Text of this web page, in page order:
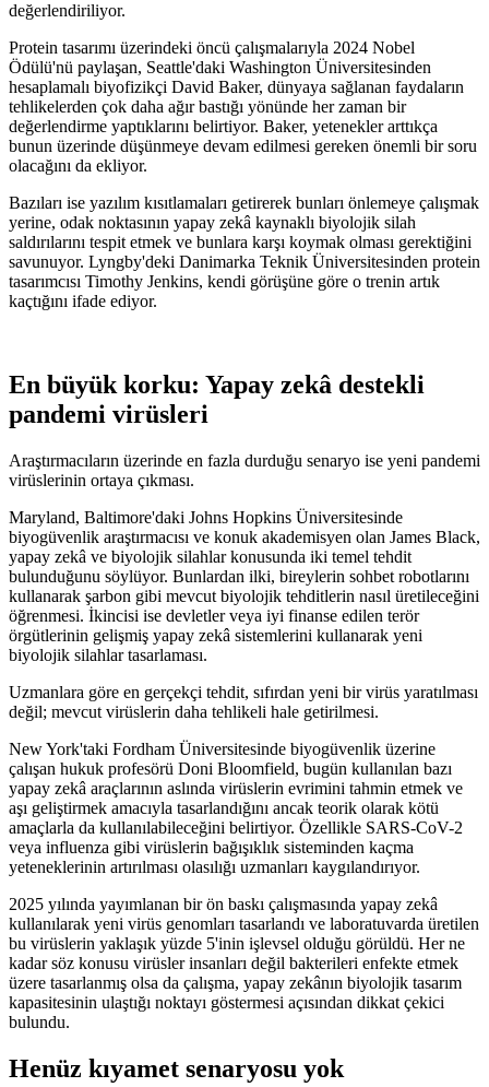
değerlendiriliyor.
Protein tasarımı üzerindeki öncü çalışmalarıyla 2024 Nobel
Ödülü'nü paylaşan, Seattle'daki Washington Üniversitesinden
hesaplamalı biyofizikçi David Baker, dünyaya sağlanan faydaların
tehlikelerden çok daha ağır bastığı yönünde her zaman bir
değerlendirme yaptıklarını belirtiyor. Baker, yetenekler arttıkça
bunun üzerinde düşünmeye devam edilmesi gereken önemli bir soru
olacağını da ekliyor.
Bazıları ise yazılım kısıtlamaları getirerek bunları önlemeye çalışmak
yerine, odak noktasının yapay zekâ kaynaklı biyolojik silah
saldırılarını tespit etmek ve bunlara karşı koymak olması gerektiğini
savunuyor. Lyngby'deki Danimarka Teknik Üniversitesinden protein
tasarımcısı Timothy Jenkins, kendi görüşüne göre o trenin artık
kaçtığını ifade ediyor.
En büyük korku: Yapay zekâ destekli
pandemi virüsleri
Araştırmacıların üzerinde en fazla durduğu senaryo ise yeni pandemi
virüslerinin ortaya çıkması.
Maryland, Baltimore'daki Johns Hopkins Üniversitesinde
biyogüvenlik araştırmacısı ve konuk akademisyen olan James Black,
yapay zekâ ve biyolojik silahlar konusunda iki temel tehdit
bulunduğunu söylüyor. Bunlardan ilki, bireylerin sohbet robotlarını
kullanarak şarbon gibi mevcut biyolojik tehditlerin nasıl üretileceğini
öğrenmesi. İkincisi ise devletler veya iyi finanse edilen terör
örgütlerinin gelişmiş yapay zekâ sistemlerini kullanarak yeni
biyolojik silahlar tasarlaması.
Uzmanlara göre en gerçekçi tehdit, sıfırdan yeni bir virüs yaratılması
değil; mevcut virüslerin daha tehlikeli hale getirilmesi.
New York'taki Fordham Üniversitesinde biyogüvenlik üzerine
çalışan hukuk profesörü Doni Bloomfield, bugün kullanılan bazı
yapay zekâ araçlarının aslında virüslerin evrimini tahmin etmek ve
aşı geliştirmek amacıyla tasarlandığını ancak teorik olarak kötü
amaçlarla da kullanılabileceğini belirtiyor. Özellikle SARS-CoV-2
veya influenza gibi virüslerin bağışıklık sisteminden kaçma
yeteneklerinin artırılması olasılığı uzmanları kaygılandırıyor.
2025 yılında yayımlanan bir ön baskı çalışmasında yapay zekâ
kullanılarak yeni virüs genomları tasarlandı ve laboratuvarda üretilen
bu virüslerin yaklaşık yüzde 5'inin işlevsel olduğu görüldü. Her ne
kadar söz konusu virüsler insanları değil bakterileri enfekte etmek
üzere tasarlanmış olsa da çalışma, yapay zekânın biyolojik tasarım
kapasitesinin ulaştığı noktayı göstermesi açısından dikkat çekici
bulundu.
Henüz kıyamet senaryosu yok